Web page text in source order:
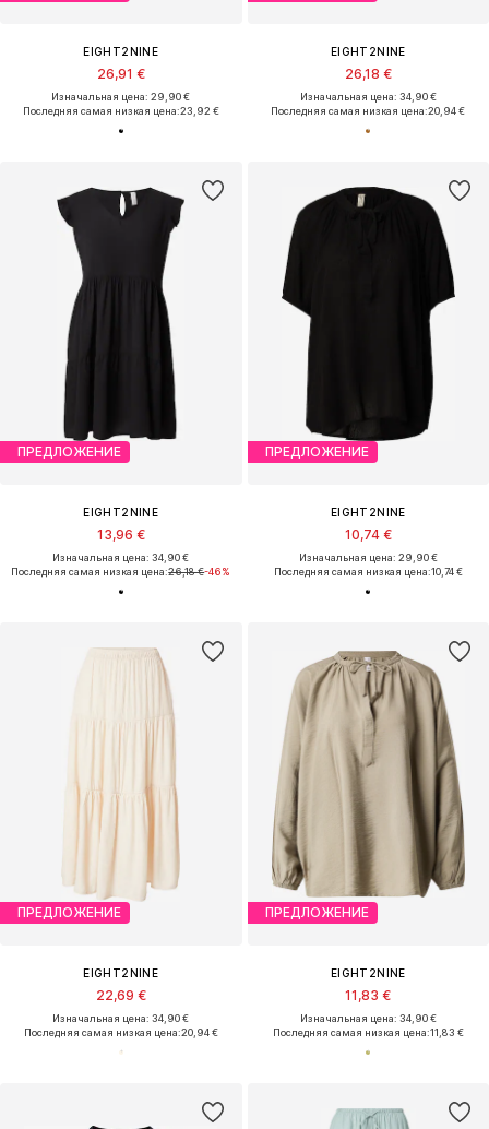
EIGHT2NINE
26,91 €
Изначальная цена: 29,90 €
Последняя самая низкая цена:23,92 €
EIGHT2NINE
26,18 €
Изначальная цена: 34,90 €
Последняя самая низкая цена:20,94 €
ПРЕДЛОЖЕНИЕ
EIGHT2NINE
13,96 €
Изначальная цена: 34,90 €
Последняя самая низкая цена:26,18 €-46%
ПРЕДЛОЖЕНИЕ
EIGHT2NINE
10,74 €
Изначальная цена: 29,90 €
Последняя самая низкая цена:10,74 €
ПРЕДЛОЖЕНИЕ
EIGHT2NINE
22,69 €
Изначальная цена: 34,90 €
Последняя самая низкая цена:20,94 €
ПРЕДЛОЖЕНИЕ
EIGHT2NINE
11,83 €
Изначальная цена: 34,90 €
Последняя самая низкая цена:11,83 €